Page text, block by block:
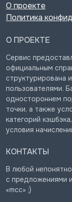
О проекте
Политика
О ПРОЕКТЕ
Сервис
официальным
структурирована
пользователями.
одностороннем
точки, а также
категорий
условия
КОНТАКТЫ
В любой
с предложениями
«mcc» ;)